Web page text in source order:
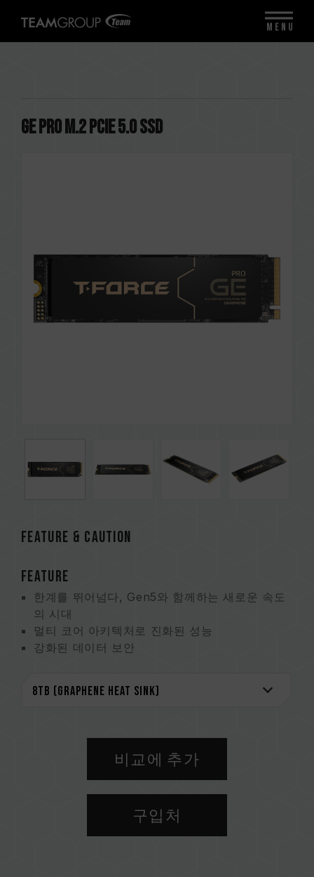
GE PRO M.2 PCIe 5.0 SSD
FEATURE & CAUTION
FEATURE
한계를 뛰어넘다, Gen5와 함께하는 새로운 속도
의 시대
멀티 코어 아키텍처로 진화된 성능
강화된 데이터 보안
고 안정적인 시스템 작동
미국 발명특허 (No.: US11051392B2)
대만 발명특허 (No.: I703921)
S.M.A.R.T. 특허 소프트웨어
대만 발명 특허 (No.: I751753)
비교에 추가
구입처
MENU